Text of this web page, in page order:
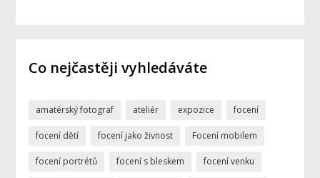
Co nejčastěji vyhledáváte
amatérský fotograf ateliér expozice focení
focení dětí focení jako živnost Focení mobilem
focení portrétů focení s bleskem focení venku